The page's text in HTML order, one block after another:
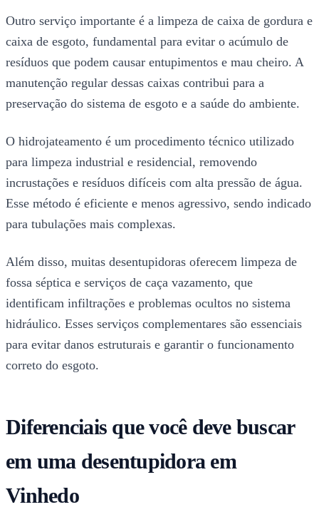
Outro serviço importante é a limpeza de caixa de gordura e
caixa de esgoto, fundamental para evitar o acúmulo de
resíduos que podem causar entupimentos e mau cheiro. A
manutenção regular dessas caixas contribui para a
preservação do sistema de esgoto e a saúde do ambiente.
O hidrojateamento é um procedimento técnico utilizado
para limpeza industrial e residencial, removendo
incrustações e resíduos difíceis com alta pressão de água.
Esse método é eficiente e menos agressivo, sendo indicado
para tubulações mais complexas.
Além disso, muitas desentupidoras oferecem limpeza de
fossa séptica e serviços de caça vazamento, que
identificam infiltrações e problemas ocultos no sistema
hidráulico. Esses serviços complementares são essenciais
para evitar danos estruturais e garantir o funcionamento
correto do esgoto.
Diferenciais que você deve buscar
em uma desentupidora em
Vinhedo